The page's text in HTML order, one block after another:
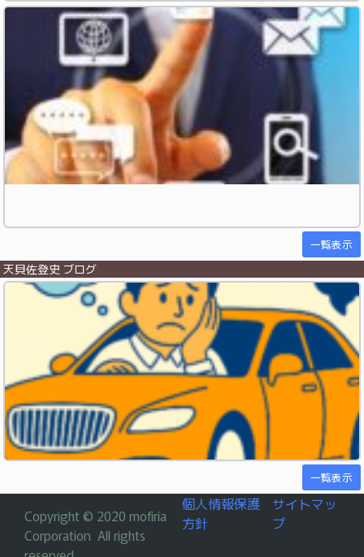
一覧表示
天貝佐登史 ブログ
一覧表示
Copyright © 2020 mofiria
Corporation All rights
サイトマッ
プ
個人情報保護
方針